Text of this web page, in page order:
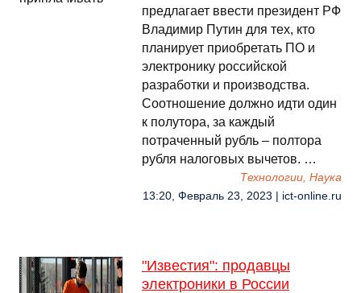
предлагает ввести президент РФ
Владимир Путин для тех, кто
планирует приобретать ПО и
электронику российской
разработки и производства.
Соотношение должно идти один
к полутора, за каждый
потраченный рубль – полтора
рубля налоговых вычетов. …
Технологии, Наука
13:20, Февраль 23, 2023 | ict-online.ru
"Известия": продавцы
электроники в России